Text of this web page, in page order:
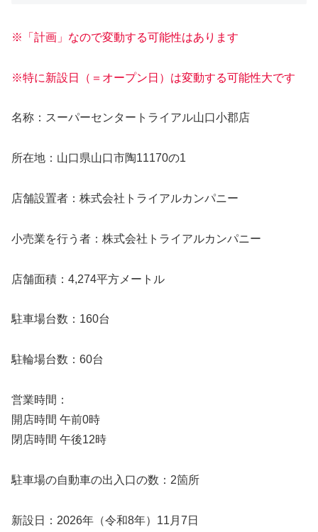
※「計画」なので変動する可能性はあります
※特に新設日（＝オープン日）は変動する可能性大です
名称：スーパーセンタートライアル山口小郡店
所在地：山口県山口市陶11170の1
店舗設置者：株式会社トライアルカンパニー
小売業を行う者：株式会社トライアルカンパニー
店舗面積：4,274平方メートル
駐車場台数：160台
駐輪場台数：60台
営業時間：
開店時間 午前0時
閉店時間 午後12時
駐車場の自動車の出入口の数：2箇所
新設日：2026年（令和8年）11月7日